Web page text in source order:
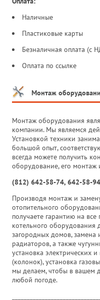
Наличные
Пластиковые карты
Безналичная оплата (с
Оплата по ссылке
Монтаж
Монтаж оборудования
компании. Мы являемся
Установкой техники
большой опыт,
всегда можете получить
оборудование, его
(812) 642-58-74, 642-58-94
Производя монтаж и
отопительного
получаете гарантию на
котельного оборудования
загородных домов, замена
радиаторов, а также
установка электрических
(колонок), установка
мы делаем, чтобы в вашем
любой погоде.